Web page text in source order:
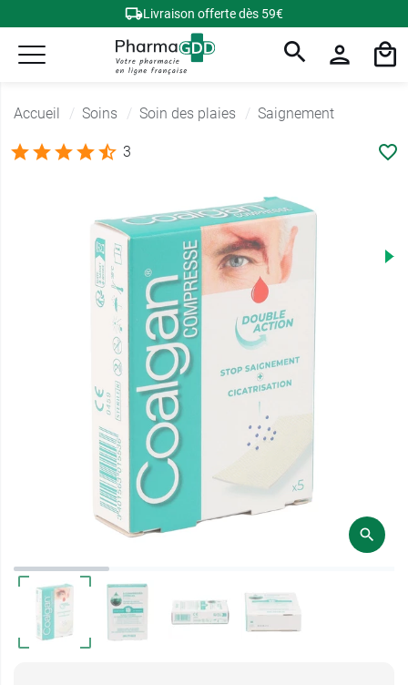
Livraison offerte dès 59€
Accueil Soins Soin des plaies Saignement
3